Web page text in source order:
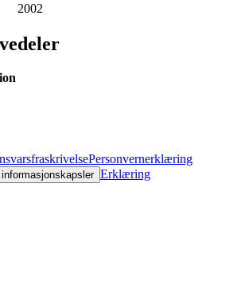
2002
Personvernerklæring
Erklæring